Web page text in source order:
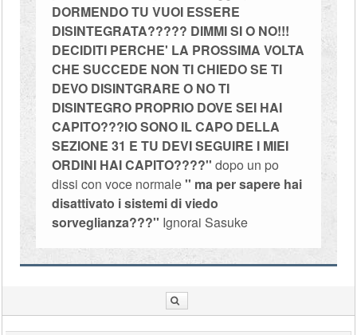
DORMENDO TU VUOI ESSERE
DISINTEGRATA????? DIMMI SI O NO!!!
DECIDITI PERCHE' LA PROSSIMA VOLTA
CHE SUCCEDE NON TI CHIEDO SE TI
DEVO DISINTGRARE O NO TI
DISINTEGRO PROPRIO DOVE SEI HAI
CAPITO???IO SONO IL CAPO DELLA
SEZIONE 31 E TU DEVI SEGUIRE I MIEI
ORDINI HAI CAPITO????'' dopo un po
dissi con voce normale'' ma per sapere hai
disattivato i sistemi di viedo
sorveglianza???'' Ignorai Sasuke